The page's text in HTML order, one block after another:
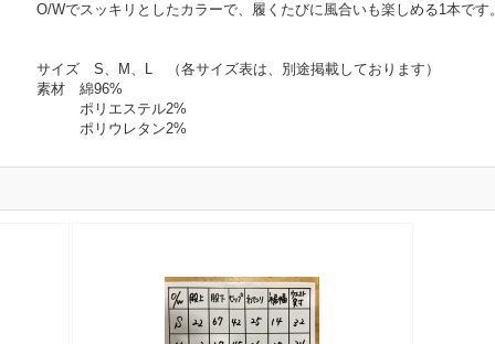
O/Wでスッキリとしたカラーで、履くたびに風合いも楽しめる1本です
サイズ S、M、L （各サイズ表は、別途掲載しております）
素材 綿96%
ポリエステル2%
ポリウレタン2%